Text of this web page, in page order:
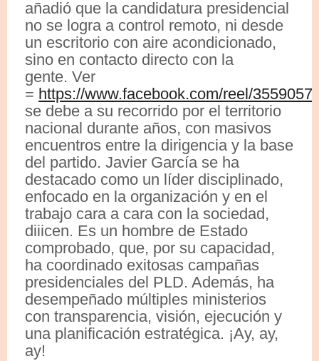
añadió que la candidatura presidencial
no se logra a control remoto, ni desde
un escritorio con aire acondicionado,
sino en contacto directo con la
gente. Ver
= https://www.facebook.com/reel/
se debe a su recorrido por el territorio
nacional durante años, con masivos
encuentros entre la dirigencia y la base
del partido. Javier García se ha
destacado como un líder disciplinado,
enfocado en la organización y en el
trabajo cara a cara con la sociedad,
diiicen. Es un hombre de Estado
comprobado, que, por su capacidad,
ha coordinado exitosas campañas
presidenciales del PLD. Además, ha
desempeñado múltiples ministerios
con transparencia, visión, ejecución y
una planificación estratégica. ¡Ay, ay,
ay!